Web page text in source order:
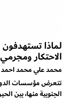
لماذا تستهدفون
الاحتكار
محمد علي محمد احمد
تتعرض مؤسسات الدولة
الجنوبية منها، بين